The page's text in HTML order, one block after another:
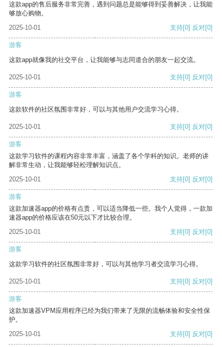
这款app的售后服务非常完善，遇到问题总是能够得到妥善解决，让我能
够放心购物。
2025-10-01
支持[0] 反对[0]
游客
这款app就像我的社交平台，让我能够与志同道合的朋友一起交流。
2025-10-01 支持[0] 反对[0]
游客
这款软件的社区氛围非常好，可以与其他用户交流学习心得。
2025-10-01 支持[0] 反对[0]
游客
这款学习软件的课程内容非常丰富，涵盖了各个学科的知识。老师的讲
解非常生动，让我能够轻松理解知识点。
2025-10-01
支持[0] 反对[0]
游客
这款加速器app的价格有点贵，可以适当降低一些。我个人觉得，一款加
速器app的价格应该在50元以下才比较合理。
2025-10-01
支持[0] 反对[0]
游客
这款学习软件的社区氛围非常好，可以与其他学习者交流学习心得。
2025-10-01 支持[0] 反对[0]
游客
这款加速器VPM应用程序已经为我们带来了无限的流畅体验和安全性保
护。
2025-10-01
支持[0] 反对[0]